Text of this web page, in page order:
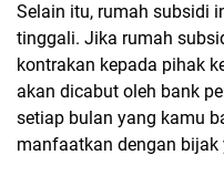
Selain itu, rumah subsidi
tinggali. Jika rumah
kontrakan kepada pihak
akan dicabut oleh bank
setiap bulan yang kamu
manfaatkan dengan bijak